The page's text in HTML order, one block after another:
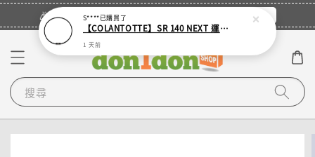
🎉登入會員・領取您的專屬折扣券！ 立即登入
搜尋
S****已購買了
【COLANTOTTE】SR 140 NEXT 運動機能磁石項圈
1 天前